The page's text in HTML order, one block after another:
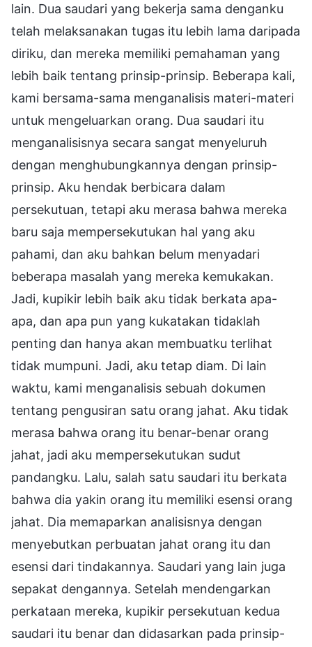
lain. Dua saudari yang bekerja sama denganku
telah melaksanakan tugas itu lebih lama daripada
diriku, dan mereka memiliki pemahaman yang
lebih baik tentang prinsip-prinsip. Beberapa kali,
kami bersama-sama menganalisis materi-materi
untuk mengeluarkan orang. Dua saudari itu
menganalisisnya secara sangat menyeluruh
dengan menghubungkannya dengan prinsip-
prinsip. Aku hendak berbicara dalam
persekutuan, tetapi aku merasa bahwa mereka
baru saja mempersekutukan hal yang aku
pahami, dan aku bahkan belum menyadari
beberapa masalah yang mereka kemukakan.
Jadi, kupikir lebih baik aku tidak berkata apa-
apa, dan apa pun yang kukatakan tidaklah
penting dan hanya akan membuatku terlihat
tidak mumpuni. Jadi, aku tetap diam. Di lain
waktu, kami menganalisis sebuah dokumen
tentang pengusiran satu orang jahat. Aku tidak
merasa bahwa orang itu benar-benar orang
jahat, jadi aku mempersekutukan sudut
pandangku. Lalu, salah satu saudari itu berkata
bahwa dia yakin orang itu memiliki esensi orang
jahat. Dia memaparkan analisisnya dengan
menyebutkan perbuatan jahat orang itu dan
esensi dari tindakannya. Saudari yang lain juga
sepakat dengannya. Setelah mendengarkan
perkataan mereka, kupikir persekutuan kedua
saudari itu benar dan didasarkan pada prinsip-